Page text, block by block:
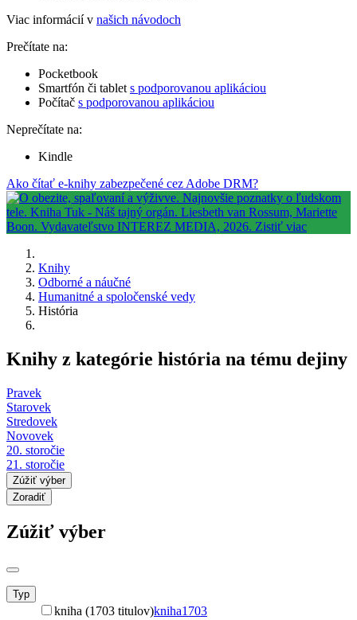
Viac informácií v našich návodoch
Prečítate na:
Pocketbook
Smartfón či tablet s podporovanou aplikáciou
Počítač s podporovanou aplikáciou
Neprečítate na:
Kindle
Ako čítať e-knihy zabezpečené cez Adobe DRM?
Knihy
Odborné a náučné
Humanitné a spoločenské vedy
História
Knihy z kategórie história na tému dejiny
Pravek
Starovek
Stredovek
Novovek
20. storočie
21. storočie
Zúžiť výber
Zoradiť
Zúžiť výber
Typ
kniha (1703 titulov)kniha1703